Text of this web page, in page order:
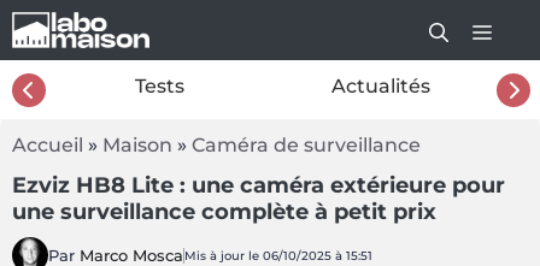
Aller
au
contenu
Tests Actualités
Accueil » Maison » Caméra de surveillance
Ezviz HB8 Lite : une caméra extérieure pour
une surveillance complète à petit prix
Par Marco Mosca Mis à jour le 06/10/2025 à 15:51